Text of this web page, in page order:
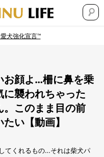
犬強化宣言™
お顔よ…柵に鼻を乗
に襲われちゃった
。このまま目の前
い【動画】
てくれるもの…それは柴犬パ